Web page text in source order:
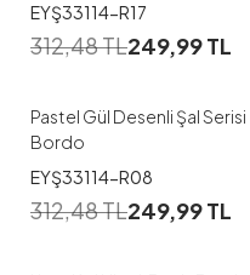
EYŞ33114-R17
312,48TL249,99TL
Pastel Gül Desenli Şal Serisi
Bordo
EYŞ33114-R08
312,48TL249,99TL
M L XL